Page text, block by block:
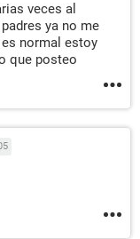
veces al
ya no me
normal estoy
que posteo